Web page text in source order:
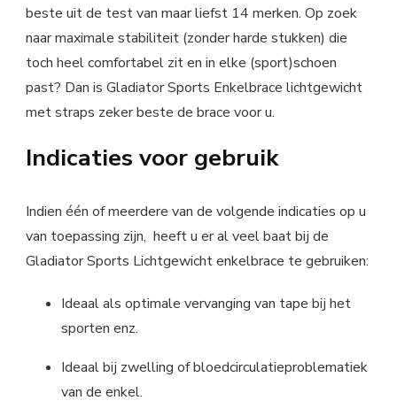
beste uit de test van maar liefst 14 merken. Op zoek
naar maximale stabiliteit (zonder harde stukken) die
toch heel comfortabel zit en in elke (sport)schoen
past? Dan is Gladiator Sports Enkelbrace lichtgewicht
met straps zeker beste de brace voor u.
Indicaties voor gebruik
Indien één of meerdere van de volgende indicaties op u
van toepassing zijn, heeft u er al veel baat bij de
Gladiator Sports Lichtgewicht enkelbrace te gebruiken:
Ideaal als optimale vervanging van tape bij het
sporten enz.
Ideaal bij zwelling of bloedcirculatieproblematiek
van de enkel.